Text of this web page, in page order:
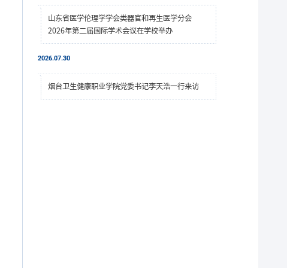
山东省医学伦理学学会类器官和再生医学分会
2026年第二届国际学术会议在学校举办
2026.07.30
烟台卫生健康职业学院党委书记李天浩一行来访